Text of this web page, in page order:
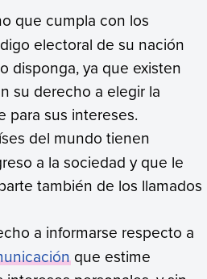
que cumpla con los
electoral de su nación
disponga, ya que existen
su derecho a elegir la
para sus intereses.
del mundo tienen
a la sociedad y que le
también de los llamados
a informarse respecto a
que estime